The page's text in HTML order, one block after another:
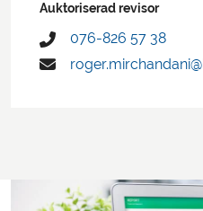
Auktoriserad revisor
076-826 57 38